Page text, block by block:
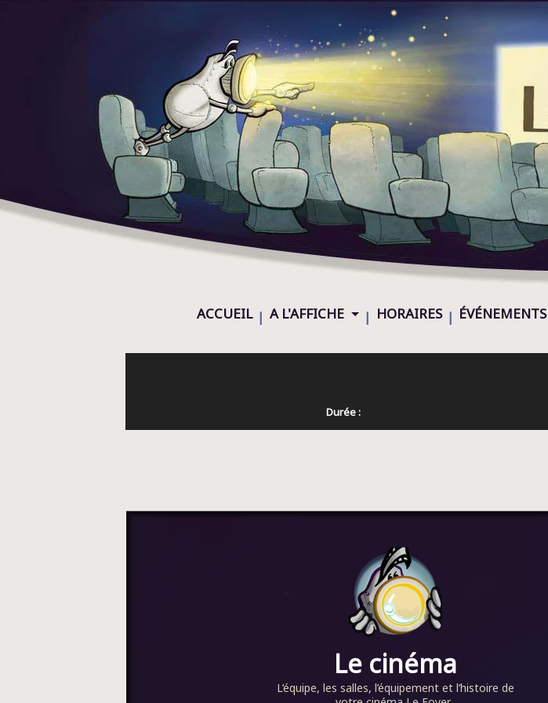
ACCUEIL | A L'AFFICHE | HORAIRES | ÉVÉNEMENTS
Durée :
Le cinéma
L’équipe, les salles, l’équipement et l’histoire de